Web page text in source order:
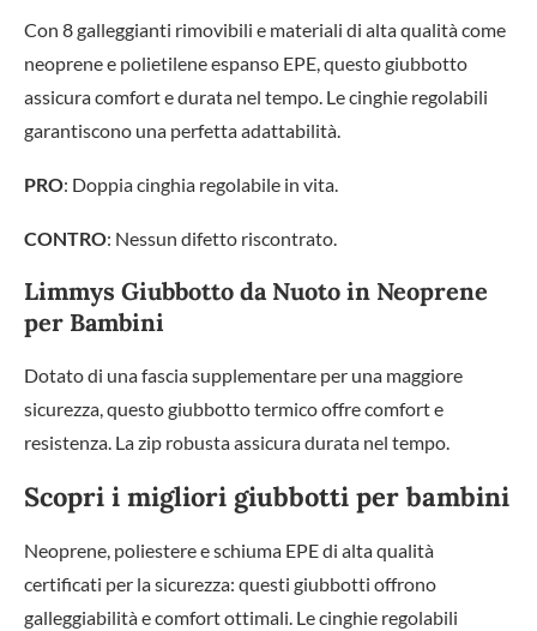
Con 8 galleggianti rimovibili e materiali di alta qualità come
neoprene e polietilene espanso EPE, questo giubbotto
assicura comfort e durata nel tempo. Le cinghie regolabili
garantiscono una perfetta adattabilità.
PRO: Doppia cinghia regolabile in vita.
CONTRO: Nessun difetto riscontrato.
Limmys Giubbotto da Nuoto in Neoprene
per Bambini
Dotato di una fascia supplementare per una maggiore
sicurezza, questo giubbotto termico offre comfort e
resistenza. La zip robusta assicura durata nel tempo.
Scopri i migliori giubbotti per bambini
Neoprene, poliestere e schiuma EPE di alta qualità
certificati per la sicurezza: questi giubbotti offrono
galleggiabilità e comfort ottimali. Le cinghie regolabili